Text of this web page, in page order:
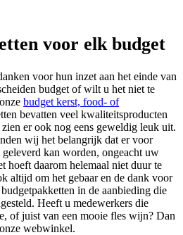
voor elk budget
voor hun inzet aan het einde van
budget of wilt u het niet te
budget kerst, food- of
bevatten veel kwaliteitsproducten
er ook nog eens geweldig leuk uit.
wij het belangrijk dat er voor
kan worden, ongeacht uw
hoeft daarom helemaal niet duur te
altijd om het gebaar en de dank voor
in de aanbieding die
Heeft u medewerkers die
of juist van een mooie fles wijn? Dan
webwinkel.